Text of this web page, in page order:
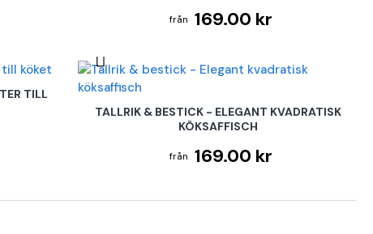
169.00 kr
TILL
TALLRIK & BESTICK - ELEGANT KVADRATISK
KÖKSAFFISCH
169.00 kr